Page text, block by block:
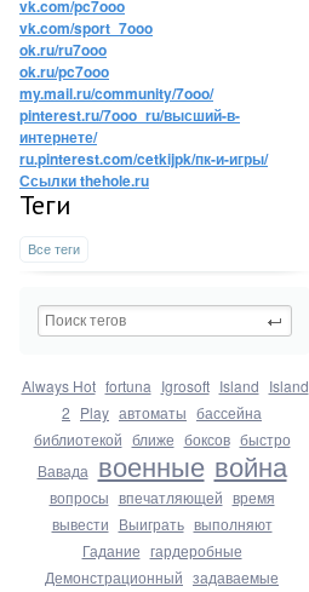
vk.com/pc7ooo
vk.com/sport_7ooo
ok.ru/ru7ooo
ok.ru/pc7ooo
my.mail.ru/community/7ooo/
pinterest.ru/7ooo_ru/высший-в-
интернете/
ru.pinterest.com/cetkijpk/пк-и-игры/
Ссылки thehole.ru
Теги
Все теги
Always Hot fortuna Igrosoft Island Island
2 Play автоматы бассейна
библиотекой ближе боксов быстро
Вавада военные война
вопросы впечатляющей время
вывести Выиграть выполняют
Гадание гардеробные
Демонстрационный задаваемые